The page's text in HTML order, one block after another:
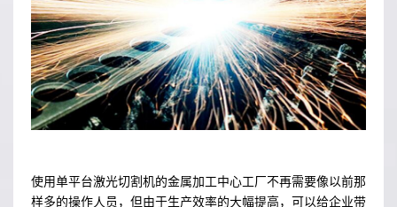
使用单平台激光切割机的金属加工中心工厂不再需要像以前那
样多的操作人员，但由于生产效率的大幅提高，可以给企业带